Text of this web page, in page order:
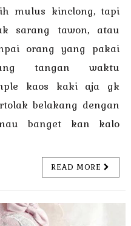
mulus kinclong, tapi
sarang tawon, atau
orang yang pakai
tangan waktu
kaos kaki aja gk
belakang dengan
banget kan kalo
READ MORE